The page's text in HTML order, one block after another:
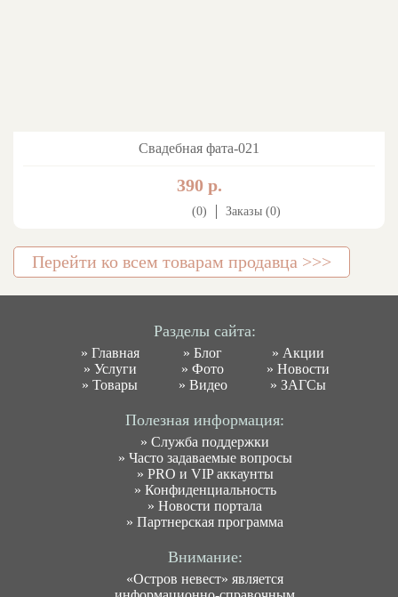
Свадебная фата-021
390 р.
(0) Заказы (0)
Перейти ко всем товарам продавца >>>
Разделы сайта:
» Главная
» Услуги
»Товары
»Блог
»Фото
» Видео
» Акции
» Новости
» ЗАГСы
Полезная информация:
»Служба поддержки
» Часто задаваемые вопросы
» PRO и VIP аккаунты
» Конфиденциальность
»Новости портала
»Партнерская программа
Внимание:
«Остров невест» является